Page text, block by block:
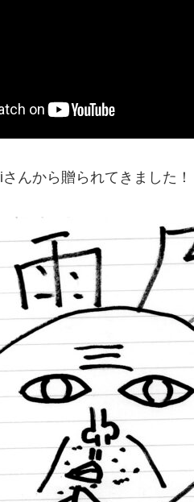
んから贈られてきました